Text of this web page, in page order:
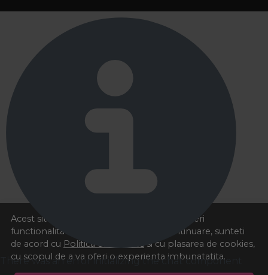
Acest site foloseste cookies pentru a va oferi
functionalitatea dorita. Navigand in continuare, sunteti
de acord cu Politica de cookies si cu plasarea de cookies,
cu scopul de a va oferi o experienta imbunatatita.
There was an error initializing the chat component